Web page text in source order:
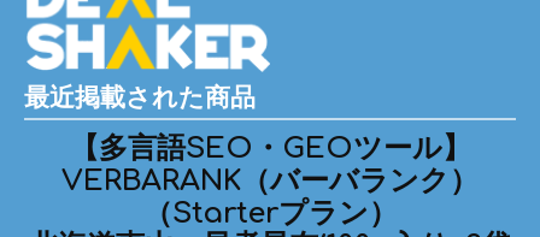
最近掲載された商品
【多言語SEO・GEOツール】
VERBARANK（バーバランク）
（Starterプラン）